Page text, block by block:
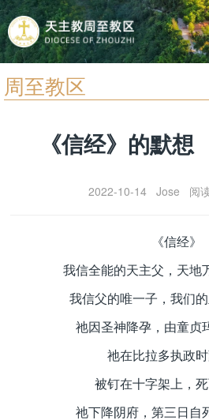
周至教区
宗教法规《信经》的默想
2022-10-14 Jose 阅
《信经》
我信全能的天主父，天地
我信父的唯一子，我们的
祂因圣神降孕，由童贞
祂在比拉多执政时
被钉在十字架上，死
祂下降阴府，第三日自